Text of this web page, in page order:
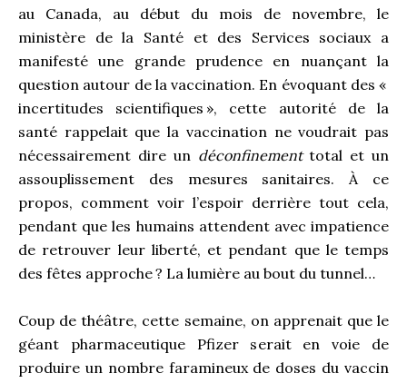
au Canada, au début du mois de novembre, le
ministère de la Santé et des Services sociaux a
manifesté une grande prudence en nuançant la
question autour de la vaccination. En évoquant des «
incertitudes scientifiques », cette autorité de la
santé rappelait que la vaccination ne voudrait pas
nécessairement dire un déconfinementtotal et un
assouplissement des mesures sanitaires. À ce
propos, comment voir l’espoir derrière tout cela,
pendant que les humains attendent avec impatience
de retrouver leur liberté, et pendant que le temps
des fêtes approche ? La lumière au bout du tunnel…
Coup de théâtre, cette semaine, on apprenait que le
géant pharmaceutique Pfizer serait en voie de
produire un nombre faramineux de doses du vaccin